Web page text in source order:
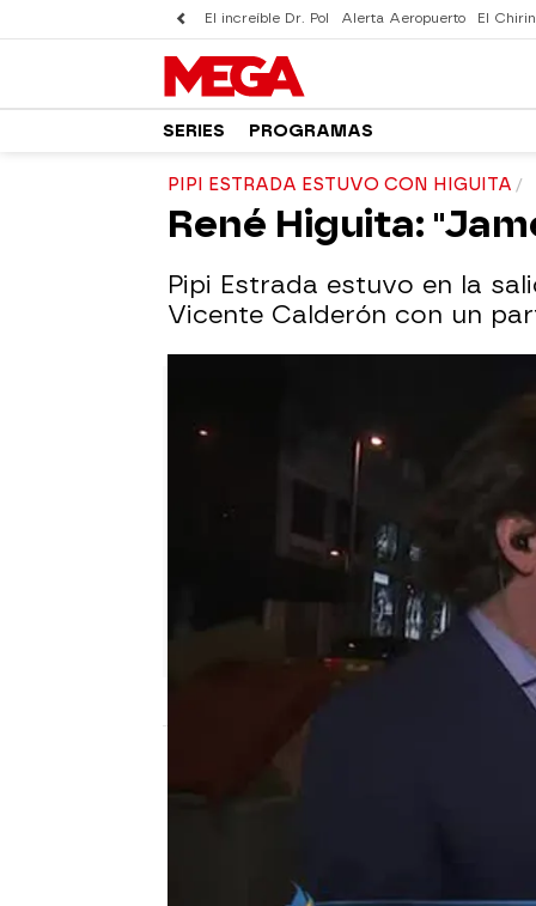
El increíble Dr. Pol Alerta Aeropuerto El
SERIES PROGRAMAS
PIPI ESTRADA ESTUVO CON HIGUITA
René Higuita:
Pipi Estrada estuvo en la
Vicente Calderón con un